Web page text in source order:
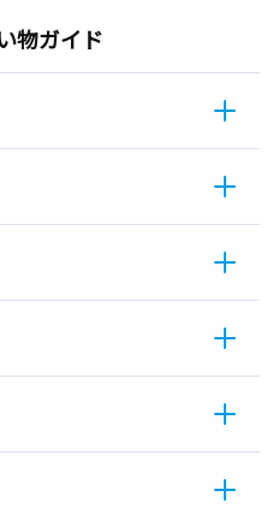
物ガイド